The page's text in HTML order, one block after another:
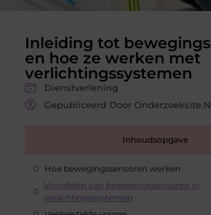
Inleiding tot
en hoe ze werken met
verlichtingssystemen
Dienstverlening
Gepubliceerd Door
Inhoudsopgave
Hoe bewegingssensoren werken
Voordelen van bewegingssensoren in
verlichtingssystemen